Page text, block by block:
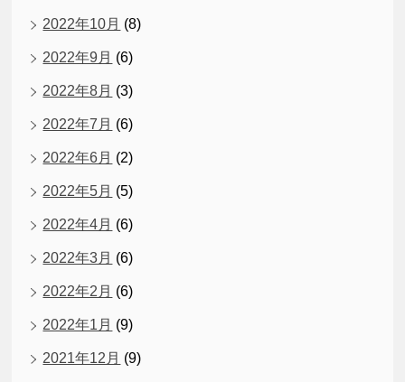
2022年10月 (8)
2022年9月 (6)
2022年8月 (3)
2022年7月 (6)
2022年6月 (2)
2022年5月 (5)
2022年4月 (6)
2022年3月 (6)
2022年2月 (6)
2022年1月 (9)
2021年12月 (9)